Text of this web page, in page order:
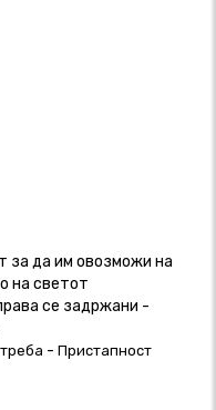
за да им овозможи на
на светот
се задржани -
- Пристапност